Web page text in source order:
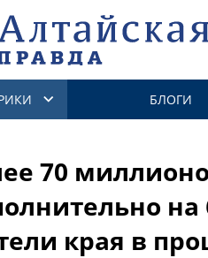
БЛОГИ
70
края в